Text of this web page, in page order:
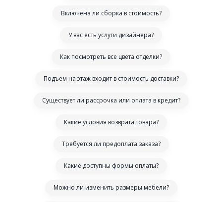
Включена ли сборка в стоимость?
У вас есть услуги дизайнера?
Как посмотреть все цвета отделки?
Подъем на этаж входит в стоимость доставки?
Существует ли рассрочка или оплата в кредит?
Какие условия возврата товара?
Требуется ли предоплата заказа?
Какие доступны формы оплаты?
Можно ли изменить размеры мебели?